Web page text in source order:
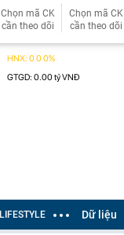
Chọn mã CK
cần theo dõi
Chọn mã CK
cần theo dõi
LIFESTYLE Dữ liệu